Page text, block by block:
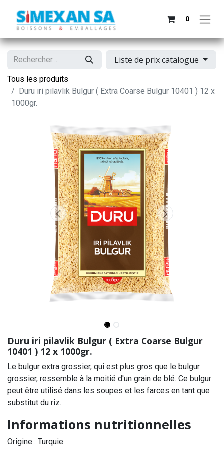
0
Liste de prix catalogue
Tous les produits
Duru iri pilavlik Bulgur ( Extra Coarse Bulgur 10401 ) 12 x
1000gr.
Duru iri pilavlik Bulgur ( Extra Coarse Bulgur
10401 ) 12 x 1000gr.
Le bulgur extra grossier, qui est plus gros que le bulgur
grossier, ressemble à la moitié d'un grain de blé. Ce bulgur
peut être utilisé dans les soupes et les farces en tant que
substitut du riz.
Informations nutritionnelles
Origine : Turquie